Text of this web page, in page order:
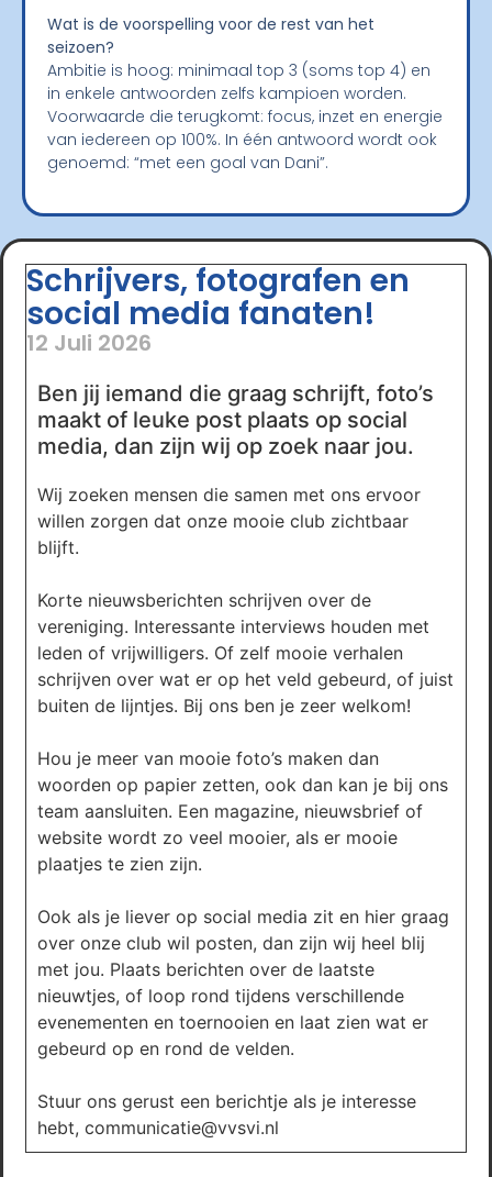
Wat is de voorspelling voor de rest van het
seizoen?
Ambitie is hoog: minimaal top 3 (soms top 4) en
in enkele antwoorden zelfs kampioen worden.
Voorwaarde die terugkomt: focus, inzet en energie
van iedereen op 100%. In één antwoord wordt ook
genoemd: “met een goal van Dani”.
Schrijvers, fotografen en
social media fanaten!
12 Juli 2026
Ben jij iemand die graag schrijft, foto’s
maakt of leuke post plaats op social
media, dan zijn wij op zoek naar jou.
Wij zoeken mensen die samen met ons ervoor
willen zorgen dat onze mooie club zichtbaar
blijft.
Korte nieuwsberichten schrijven over de
vereniging. Interessante interviews houden met
leden of vrijwilligers. Of zelf mooie verhalen
schrijven over wat er op het veld gebeurd, of juist
buiten de lijntjes. Bij ons ben je zeer welkom!
Hou je meer van mooie foto’s maken dan
woorden op papier zetten, ook dan kan je bij ons
team aansluiten. Een magazine, nieuwsbrief of
website wordt zo veel mooier, als er mooie
plaatjes te zien zijn.
Ook als je liever op social media zit en hier graag
over onze club wil posten, dan zijn wij heel blij
met jou. Plaats berichten over de laatste
nieuwtjes, of loop rond tijdens verschillende
evenementen en toernooien en laat zien wat er
gebeurd op en rond de velden.
Stuur ons gerust een berichtje als je interesse
hebt, communicatie@vvsvi.nl